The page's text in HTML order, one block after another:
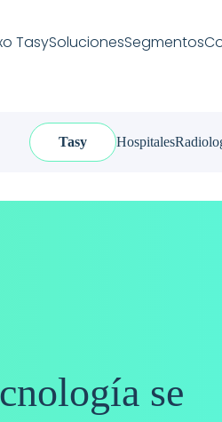
TasySolucionesSegmentos
Tasy Hospitales
se